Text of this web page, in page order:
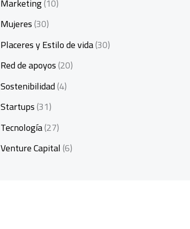
Mujeres(30)
Placeres y Estilo de vida(30)
Red de apoyos(20)
Sostenibilidad(4)
Startups(31)
Tecnología(27)
Venture Capital(6)